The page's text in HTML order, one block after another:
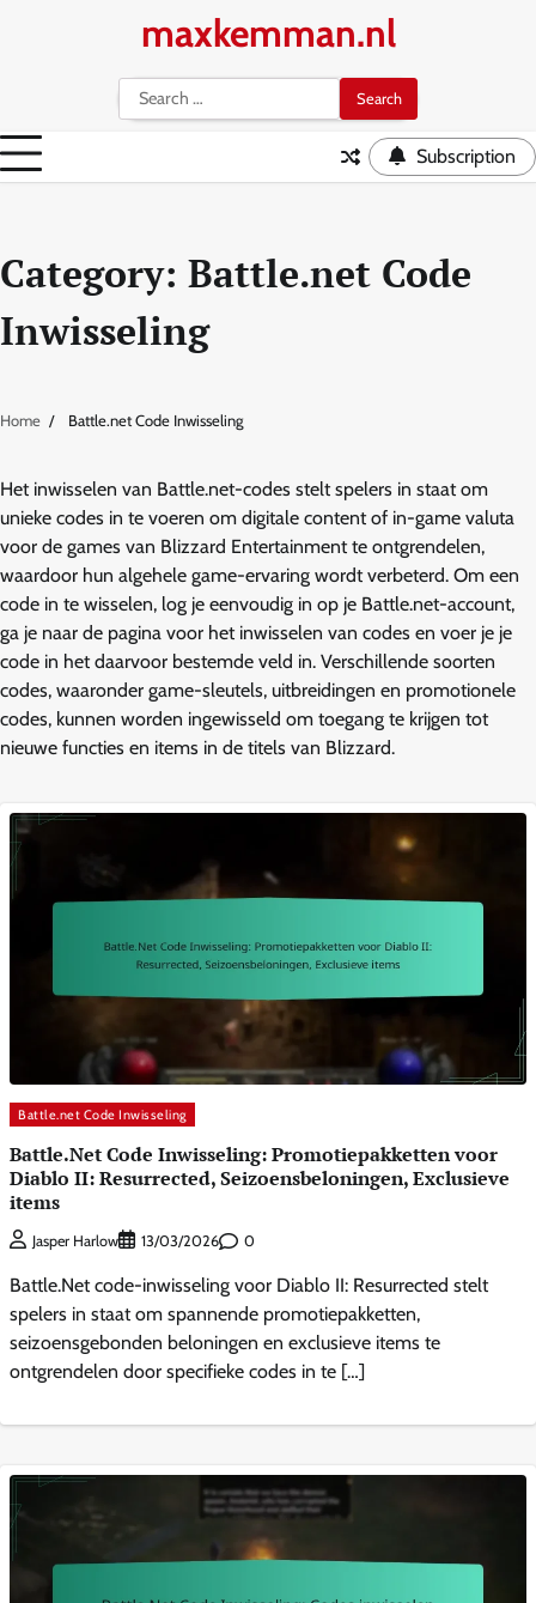
maxkemman.nl
Search
for:
Subscription
Category: Battle.net Code
Inwisseling
Home Battle.net Code Inwisseling
Het inwisselen van Battle.net-codes stelt spelers in staat om
unieke codes in te voeren om digitale content of in-game valuta
voor de games van Blizzard Entertainment te ontgrendelen,
waardoor hun algehele game-ervaring wordt verbeterd. Om een
code in te wisselen, log je eenvoudig in op je Battle.net-account,
ga je naar de pagina voor het inwisselen van codes en voer je je
code in het daarvoor bestemde veld in. Verschillende soorten
codes, waaronder game-sleutels, uitbreidingen en promotionele
codes, kunnen worden ingewisseld om toegang te krijgen tot
nieuwe functies en items in de titels van Blizzard.
Battle.net Code Inwisseling
Battle.Net Code Inwisseling: Promotiepakketten voor
Diablo II: Resurrected, Seizoensbeloningen, Exclusieve
items
Jasper Harlow 13/03/2026 0
Battle.Net code-inwisseling voor Diablo II: Resurrected stelt
spelers in staat om spannende promotiepakketten,
seizoensgebonden beloningen en exclusieve items te
ontgrendelen door specifieke codes in te […]